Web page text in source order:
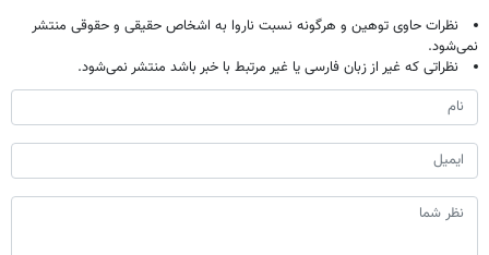
نظرات حاوی توهین و هرگونه نسبت ناروا به اشخاص حقیقی و حقوقی منتشر
نمی‌شود.
نظراتی که غیر از زبان فارسی یا غیر مرتبط با خبر باشد منتشر نمی‌شود.